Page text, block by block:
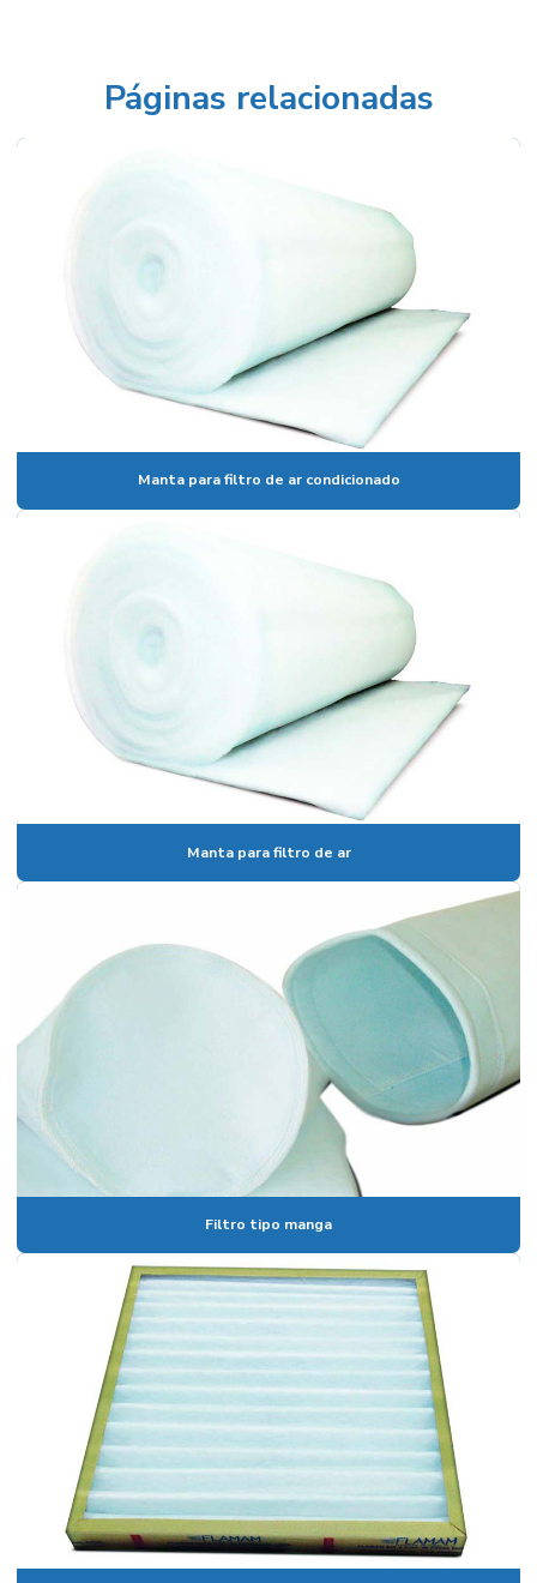
Filtro multibolsa
Filtro plano descartável
Filtro plano encartonado
Manta de fibra de vidro
Manta de fibra de vidro preço
Manta para filtro de ar
Manta para filtro de ar condicionado
Manta sintética poliéster
Manta de teto com densidade progressiva
Páginas relacionadas
Manta para filtro de ar condicionado
Manta para filtro de ar
Filtro tipo manga